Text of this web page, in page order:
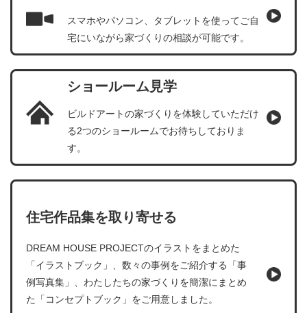
スマホやパソコン、タブレットを使ってご自
宅にいながら家づくりの相談が可能です。
ショールーム見学
ビルドアートの家づくりを体験していただけ
る2つのショールームでお待ちしておりま
す。
住宅作品集を取り寄せる
DREAM HOUSE PROJECTのイラストをまとめた
「イラストブック」、数々の事例をご紹介する「事
例写真集」、わたしたちの家づくりを簡潔にまとめ
た「コンセプトブック」をご用意しました。